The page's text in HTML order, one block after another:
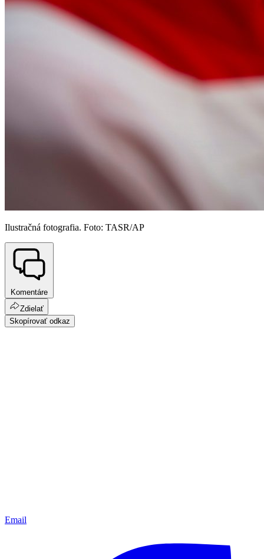
Ilustračná fotografia. Foto: TASR/AP
Komentáre
Zdielať
Skopírovať odkaz
Email